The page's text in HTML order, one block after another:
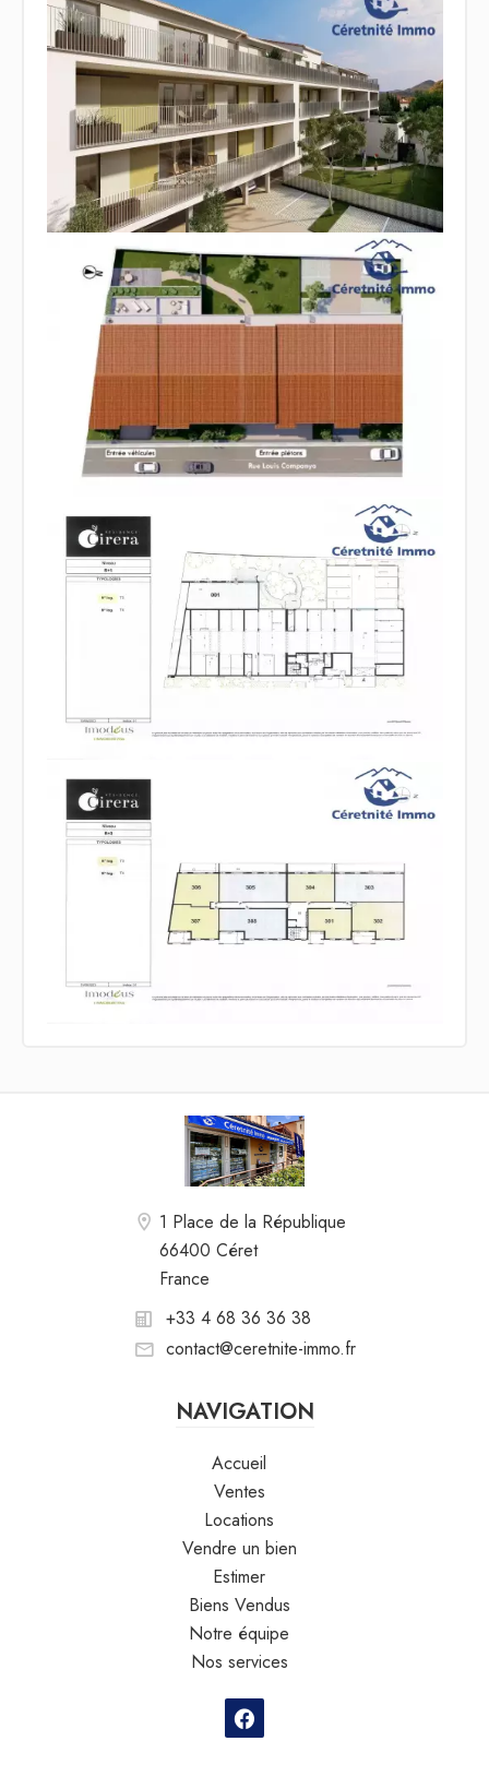
1 Place de la République
66400 Céret
France
+33 4 68 36 36 38
contact@ceretnite-immo.fr
NAVIGATION
Accueil
Ventes
Locations
Vendre un bien
Estimer
Biens Vendus
Notre équipe
Nos services